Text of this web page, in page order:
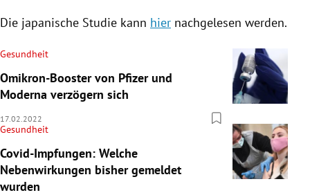
Die japanische Studie kann hier nachgelesen werden.
Gesundheit
Omikron-Booster von Pfizer und
Moderna verzögern sich
17.02.2022
Gesundheit
Covid-Impfungen: Welche
Nebenwirkungen bisher gemeldet
wurden